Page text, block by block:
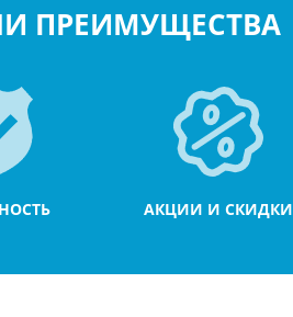
ПРЕИМУЩЕСТВА
АКЦИИ И СКИДКИ